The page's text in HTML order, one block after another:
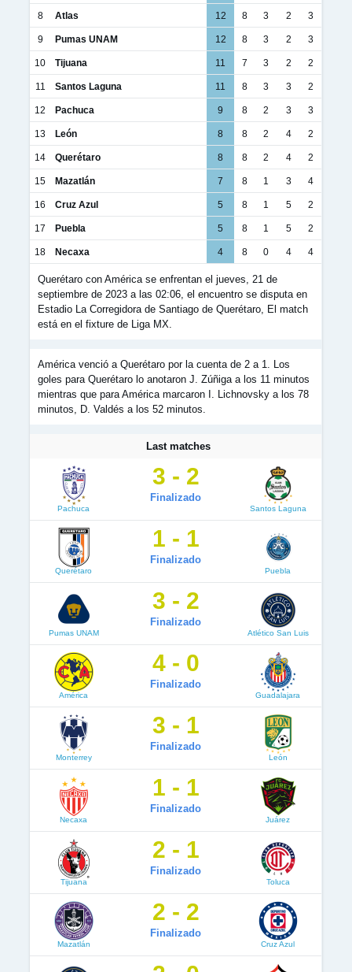
8 Atlas 12 8 3 2 3
9 Pumas UNAM 12 8 3 2 3
10 Tijuana 11 7 3 2 2
11 Santos Laguna 11 8 3 3 2
12 Pachuca 9 8 2 3 3
13 León 8 8 2 4 2
14 Querétaro 8 8 2 4 2
15 Mazatlán 7 8 1 3 4
16 Cruz Azul 5 8 1 5 2
17 Puebla 5 8 1 5 2
18 Necaxa 4 8 0 4 4
Querétaro con América se enfrentan el jueves, 21 de
septiembre de 2023 a las 02:06, el encuentro se disputa en
Estadio La Corregidora de Santiago de Querétaro, El match
está en el fixture de Liga MX.
América venció a Querétaro por la cuenta de 2 a 1. Los
goles para Querétaro lo anotaron J. Zúñiga a los 11 minutos
mientras que para América marcaron I. Lichnovsky a los 78
minutos, D. Valdés a los 52 minutos.
Last matches
Pachuca
3 - 2
Finalizado
Santos Laguna
Querétaro
1 - 1
Finalizado
Puebla
Pumas UNAM
3 - 2
Finalizado
Atlético San Luis
América
4 - 0
Finalizado
Guadalajara
Monterrey
3 - 1
Finalizado
León
Necaxa
1 - 1
Finalizado
Juárez
Tijuana
2 - 1
Finalizado
Toluca
Mazatlán
2 - 2
Finalizado
Cruz Azul